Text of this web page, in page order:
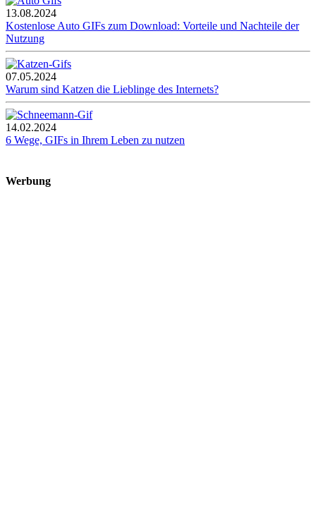
13.08.2024
Kostenlose Auto GIFs zum Download: Vorteile und Nachteile der
Nutzung
07.05.2024
Warum sind Katzen die Lieblinge des Internets?
14.02.2024
6 Wege, GIFs in Ihrem Leben zu nutzen
Werbung